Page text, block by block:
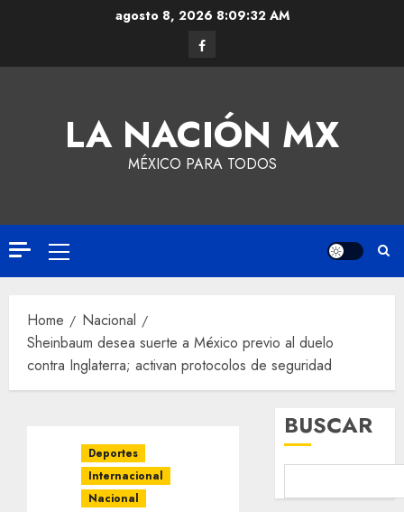
agosto 8, 2026 8:09:33 AM
LA NACIÓN MX
MÉXICO PARA TODOS
Home
Nacional
Sheinbaum desea suerte a México previo al duelo
contra Inglaterra; activan protocolos de seguridad
Deportes
Internacional
Nacional
BUSCAR